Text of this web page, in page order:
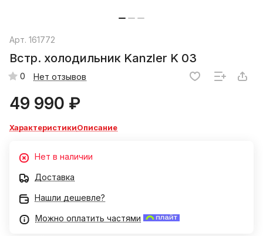
Арт. 161772
Встр. холодильник Kanzler K 03
0 Нет отзывов
49 990 ₽
ХарактеристикиОписание
Нет в наличии
Доставка
Нашли дешевле?
Можно оплатить частями